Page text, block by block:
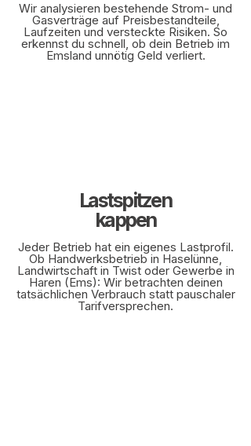
Wir analysieren bestehende Strom- und
Gasverträge auf Preisbestandteile,
Laufzeiten und versteckte Risiken. So
erkennst du schnell, ob dein Betrieb im
Emsland unnötig Geld verliert.
Lastspitzen
kappen
Jeder Betrieb hat ein eigenes Lastprofil.
Ob Handwerksbetrieb in Haselünne,
Landwirtschaft in Twist oder Gewerbe in
Haren (Ems): Wir betrachten deinen
tatsächlichen Verbrauch statt pauschaler
Tarifversprechen.